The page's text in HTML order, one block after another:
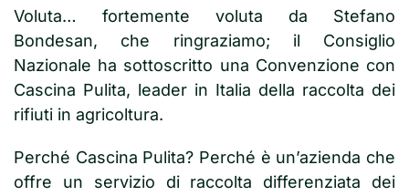
Voluta… fortemente voluta da Stefano
Bondesan, che ringraziamo; il Consiglio
Nazionale ha sottoscritto una Convenzione con
Cascina Pulita, leader in Italia della raccolta dei
rifiuti in agricoltura.
Perché Cascina Pulita? Perché è un’azienda che
offre un servizio di raccolta differenziata dei